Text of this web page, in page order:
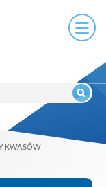
KWASÓW